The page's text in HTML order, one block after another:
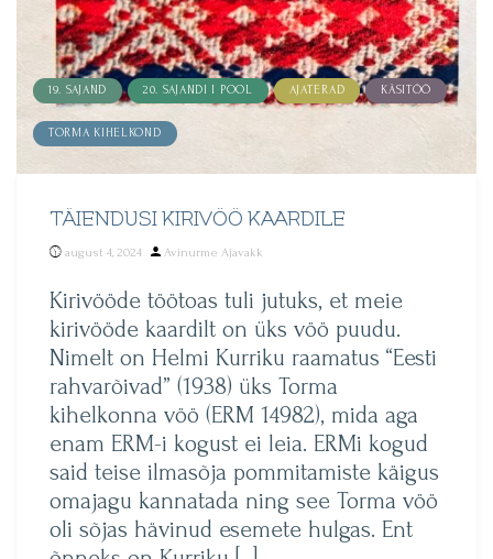
19. SAJAND 20. SAJANDI I POOL AJATERAD KÄSITÖÖ
TORMA KIHELKOND
TÄIENDUSI KIRIVÖÖ KAARDILE
august 4, 2024
Posted
Avinurme Ajavakk
Kirivööde töötoas tuli jutuks, et meie
kirivööde kaardilt on üks vöö puudu.
Nimelt on Helmi Kurriku raamatus “Eesti
rahvarõivad” (1938) üks Torma
kihelkonna vöö (ERM 14982), mida aga
enam ERM-i kogust ei leia. ERMi kogud
said teise ilmasõja pommitamiste käigus
omajagu kannatada ning see Torma vöö
oli sõjas hävinud esemete hulgas. Ent